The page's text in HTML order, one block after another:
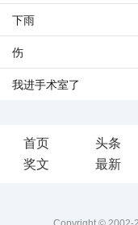
下雨
伤
我进手术室了
首页 头条
奖文
最新